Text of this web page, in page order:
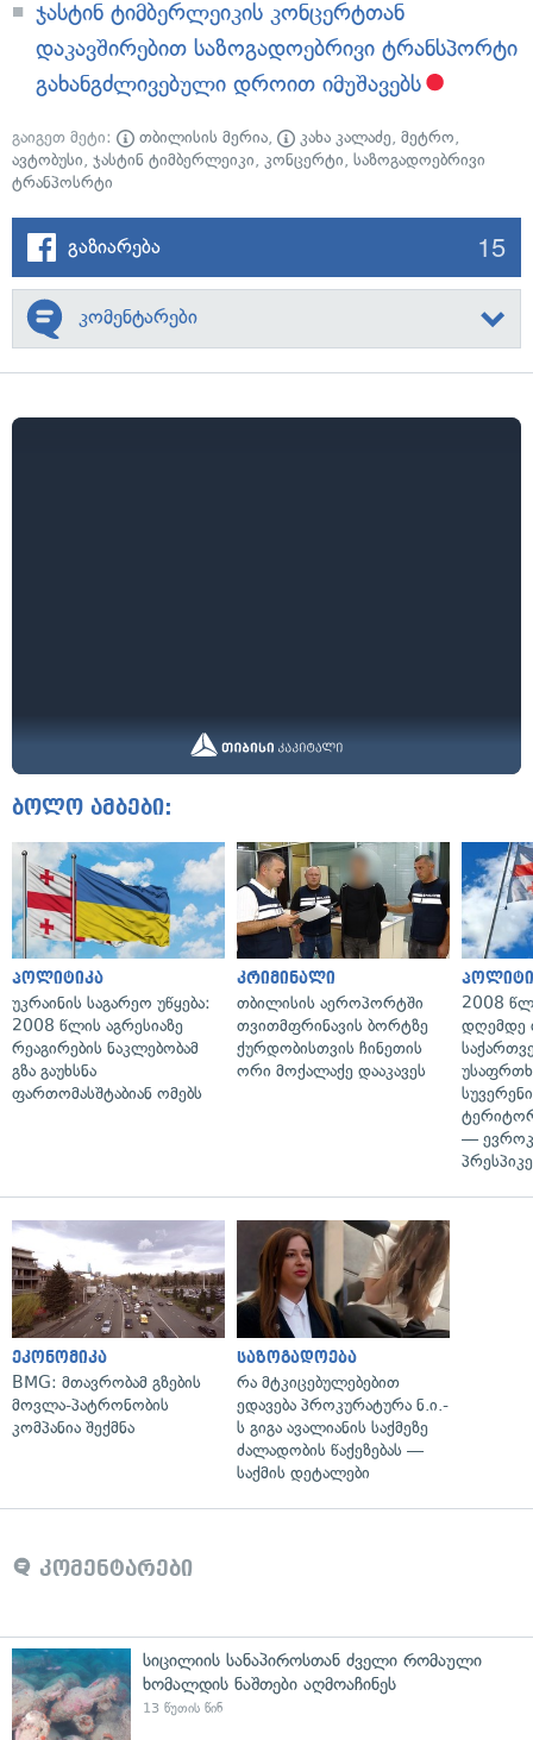
ჯასტინ ტიმბერლეიკის კონცერტთან
დაკავშირებით საზოგადოებრივი ტრანსპორტი
გახანგძლივებული დროით იმუშავებს
გაიგეთ მეტი: თბილისის მერია, კახა კალაძე, მეტრო,
ავტობუსი, ჯასტინ ტიმბერლეიკი, კონცერტი, საზოგადოებრივი
ტრანპოსრტი
გაზიარება 15
კომენტარები
ბოლო ამბები:
პოლიტიკა
უკრაინის საგარეო უწყება:
2008 წლის აგრესიაზე
რეაგირების ნაკლებობამ
გზა გაუხსნა
ფართომასშტაბიან ომებს
კრიმინალი
თბილისის აეროპორტში
თვითმფრინავის ბორტზე
ქურდობისთვის ჩინეთის
ორი მოქალაქე დააკავეს
2008
დღემდე
—
ეკონომიკა
BMG: მთავრობამ გზების
მოვლა-პატრონობის
კომპანია შექმნა
საზოგადოება
რა მტკიცებულებებით
ედავება პროკურატურა ნ.ი.-
ს გიგა ავალიანის საქმეზე
ძალადობის წაქეზებას —
საქმის დეტალები
კომენტარები
სიცილიის სანაპიროსთან ძველი რომაული
ხომალდის ნაშთები აღმოაჩინეს
13 წუთის წინ